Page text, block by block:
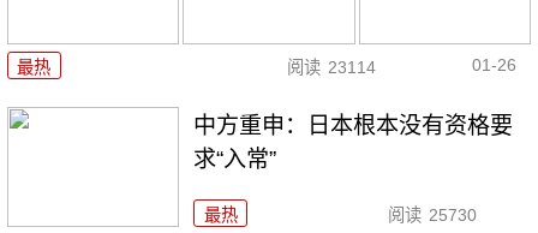
最热 阅读 23114 01-26
中方重申：日本根本没有资格要
求“入常”
最热 阅读 25730